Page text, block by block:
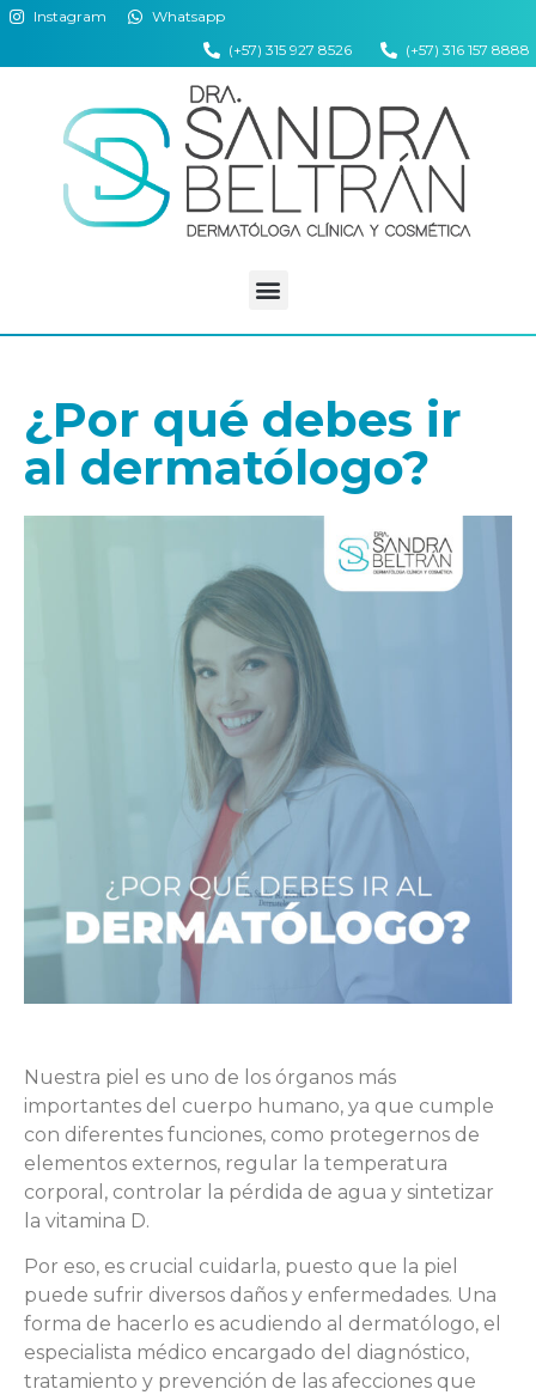
Instagram
Whatsapp
(+57) 315 927 8526
(+57) 316 157 8888
¿Por qué debes ir
al dermatólogo?
Nuestra piel es uno de los órganos más
importantes del cuerpo humano, ya que cumple
con diferentes funciones, como protegernos de
elementos externos, regular la temperatura
corporal, controlar la pérdida de agua y sintetizar
la vitamina D.
Por eso, es crucial cuidarla, puesto que la piel
puede sufrir diversos daños y enfermedades. Una
forma de hacerlo es acudiendo al dermatólogo, el
especialista médico encargado del diagnóstico,
tratamiento y prevención de las afecciones que